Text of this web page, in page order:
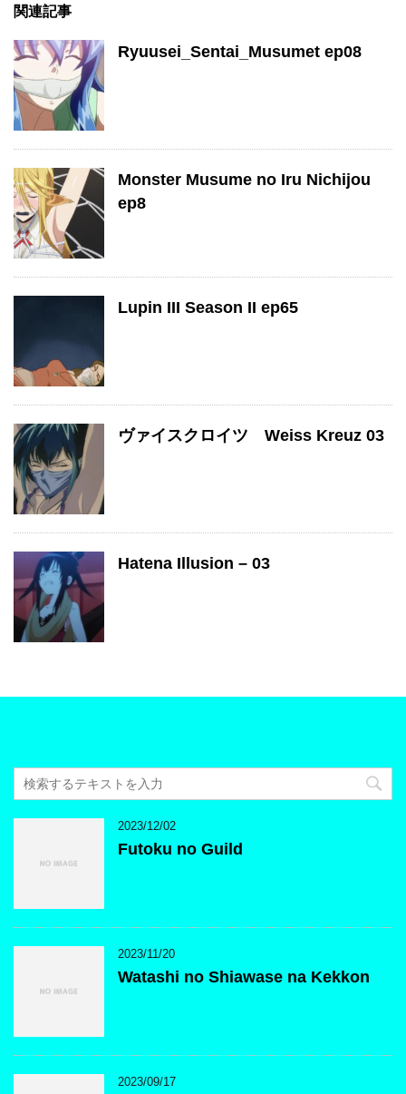
関連記事
Ryuusei_Sentai_Musumet ep08
Monster Musume no Iru Nichijou
ep8
Lupin III Season II ep65
ヴァイスクロイツ Weiss Kreuz 03
Hatena Illusion – 03
2023/12/02
Futoku no Guild
2023/11/20
Watashi no Shiawase na Kekkon
2023/09/17